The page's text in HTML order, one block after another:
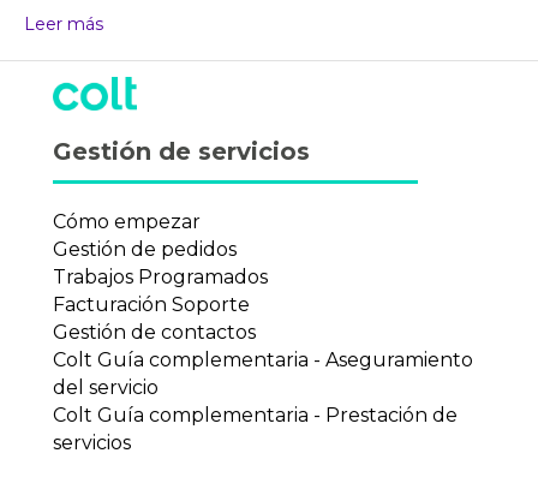
Leer más
Gestión de servicios
Cómo empezar
Gestión de pedidos
Trabajos Programados
Facturación Soporte
Gestión de contactos
Colt Guía complementaria - Aseguramiento
del servicio
Colt Guía complementaria - Prestación de
servicios